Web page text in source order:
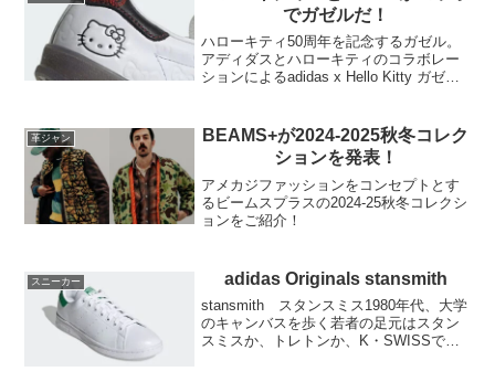
でガゼルだ！
ハローキティ50周年を記念するガゼル。
アディダスとハローキティのコラボレー
ションによるadidas x Hello Kitty ガゼル
す。
革ジャン
BEAMS+が2024-2025秋冬コレク
ションを発表！
アメカジファッションをコンセプトとす
るビームスプラスの2024-25秋冬コレクシ
ョンをご紹介！
スニーカー adidas Originals stansmith
stansmith スタンスミス1980年代、大学
のキャンバスを歩く若者の足元はスタン
スミスか、トレトンか、K・SWISSでし